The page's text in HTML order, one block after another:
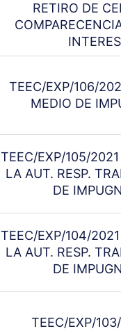
RETIRO DE
TEEC/EXP/106/
MEDIO DE
TEEC/EXP/105/
LA AUT. RESP.
DE
TEEC/EXP/104/
LA AUT. RESP.
DE
TEEC/EXP/